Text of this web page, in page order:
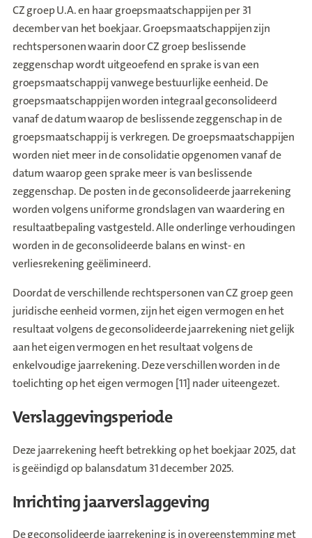
CZ groep U.A. en haar groepsmaatschappijen per 31
december van het boekjaar. Groepsmaatschappijen zijn
rechtspersonen waarin door CZ groep beslissende
zeggenschap wordt uitgeoefend en sprake is van een
groepsmaatschappij vanwege bestuurlijke eenheid. De
groepsmaatschappijen worden integraal geconsolideerd
vanaf de datum waarop de beslissende zeggenschap in de
groepsmaatschappij is verkregen. De groepsmaatschappijen
worden niet meer in de consolidatie opgenomen vanaf de
datum waarop geen sprake meer is van beslissende
zeggenschap. De posten in de geconsolideerde jaarrekening
worden volgens uniforme grondslagen van waardering en
resultaatbepaling vastgesteld. Alle onderlinge verhoudingen
worden in de geconsolideerde balans en winst- en
verliesrekening geëlimineerd.
Doordat de verschillende rechtspersonen van CZ groep geen
juridische eenheid vormen, zijn het eigen vermogen en het
resultaat volgens de geconsolideerde jaarrekening niet gelijk
aan het eigen vermogen en het resultaat volgens de
enkelvoudige jaarrekening. Deze verschillen worden in de
toelichting op het eigen vermogen [11] nader uiteengezet.
Verslaggevingsperiode
Deze jaarrekening heeft betrekking op het boekjaar 2025, dat
is geëindigd op balansdatum 31 december 2025.
Inrichting jaarverslaggeving
De geconsolideerde jaarrekening is in overeenstemming met